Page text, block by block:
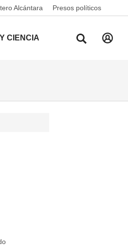
Alcántara Presos políticos
CIENCIA